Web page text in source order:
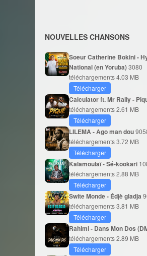
NOUVELLES CHANSONS
Soeur Catherine Bokini -
National (en Yoruba)3080
téléchargements4.03 MB
Télécharger
Calculator ft. Mr Rally -
téléchargements2.61 MB
Télécharger
LILEMA - Ago man dou
téléchargements3.72 MB
Télécharger
Kalamoulaï - Sé-kookari
téléchargements2.88 MB
Télécharger
Swite Monde - Édjè gladja
téléchargements3.81 MB
Télécharger
Rahimi - Dans Mon Dos
téléchargements2.89 MB
Télécharger